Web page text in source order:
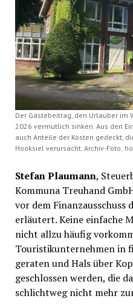
Der Gästebeitrag, den Urlauber
2026 vermutlich sinken. Aus den
auch Anteile der Kosten gedeckt,
Hooksiel verursacht. Archiv-Foto:
Stefan Plaumann,
Kommuna Treuhand
vor dem Finanzausschuss
erläutert. Keine einfache
nicht allzu häufig
Touristikunternehmen in
geraten und Hals über
geschlossen werden, die
schlichtweg nicht mehr